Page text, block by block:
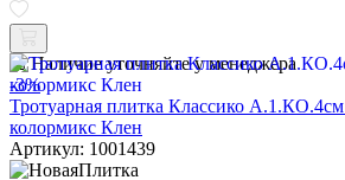
Наличие уточняйте у менеджера
-3%
Тротуарная плитка Классико
колормикс Клен
Артикул: 1001439